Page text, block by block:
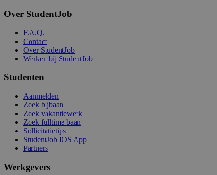
Over StudentJob
F.A.Q.
Contact
Over StudentJob
Werken bij StudentJob
Studenten
Aanmelden
Zoek bijbaan
Zoek vakantiewerk
Zoek fulltime baan
Sollicitatietips
StudentJob IOS App
Partners
Werkgevers